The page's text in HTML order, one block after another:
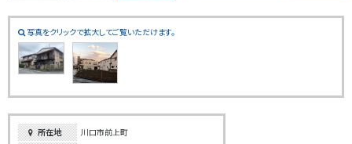
写真をクリックで拡大してご覧いただけます。
所在地
川口市前上町